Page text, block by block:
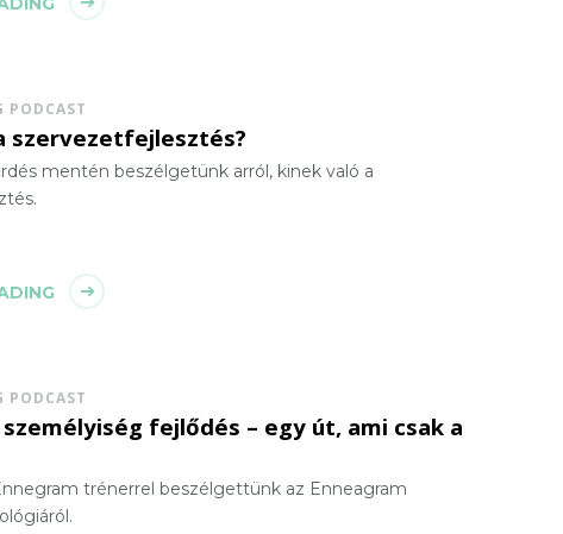
PODCAST
szervezetfejlesztés?
mentén beszélgetünk arról, kinek való a
PODCAST
személyiség fejlődés – egy út, ami csak a
trénerrel beszélgettünk az Enneagram